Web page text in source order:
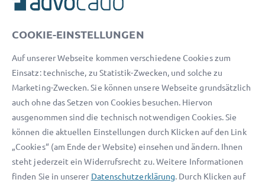
ADVOCADO SERVICE
E-Mail:service@advocado.com
© 2026 advocado - einfach online den passenden Rechtsanwalt finden
Auszeichnungen:
COOKIE-EINSTELLUNGEN
Auf unserer Webseite kommen verschiedene Cookies zum
Einsatz: technische, zu Statistik-Zwecken, und solche zu
Marketing-Zwecken. Sie können unsere Webseite grundsätzlich
auch ohne das Setzen von Cookies besuchen. Hiervon
ausgenommen sind die technisch notwendigen Cookies. Sie
können die aktuellen Einstellungen durch Klicken auf den Link
„Cookies“ (am Ende der Website) einsehen und ändern. Ihnen
steht jederzeit ein Widerrufsrecht zu. Weitere Informationen
finden Sie in unserer Datenschutzerklärung. Durch Klicken auf